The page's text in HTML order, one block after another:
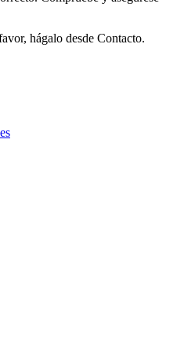
hágalo desde Contacto.